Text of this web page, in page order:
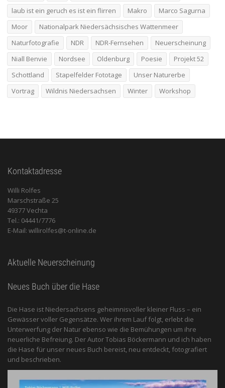
laub ist ein geruch es ist ein flirren
Makro
Marco Sagurna
Moor
Nationalpark Niedersächsisches Wattenmeer
Naturfotografie
NDR NDR-Fernsehen
Neuerscheinung
Niall Benvie
Nordsee Oldenburg Poesie
Projekt 52
Schottland
Stapelfelder Fototage
Unser Naturerbe
Vortrag
Wildnis Niedersachsen Winter Workshop
Kontaktadresse
Willi Rolfes
Marschstraße 25
49377 Vechta
Tel.: 04441/7776
E-Mail: willirolfes@t-online.de
Aktuelle Neuerscheinung
Neues Buch über die Hase
Die Hase ist Niedersachsens geheimnisvoller kleiner Fluss – ein
Gewässer voller Gegensätze. Wer ihrem Lauf folgt, erlebt die
Unterwerfung der Natur ebenso wie die Bemühungen um ihre
neuerliche Befreiung. Der Autor Tobias Böckermann und ich haben
die Hase für unser neues Buch bereist, neu entdeckt, fotografiert
und beschrieben.